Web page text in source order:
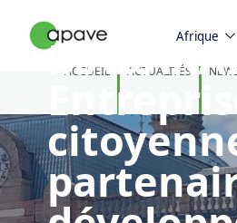
Afrique
ACCUEIL ACTUALITÉS